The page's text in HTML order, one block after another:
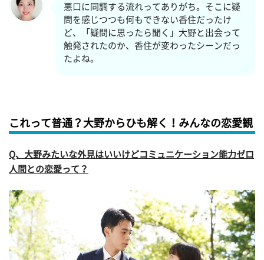
悪口に同調する流れってありがち。そこに疑
問を感じつつも何もできない香住だったけ
ど、「疑問に思ったら聞く」大野と出会って
触発されたのか、香住が変わったシーンだっ
たよね。
これって普通？大野からひも解く！みんなの恋愛観
Q、大野みたいな外見はいいけどコミュニケーション能力ゼロ
人間との恋愛って？